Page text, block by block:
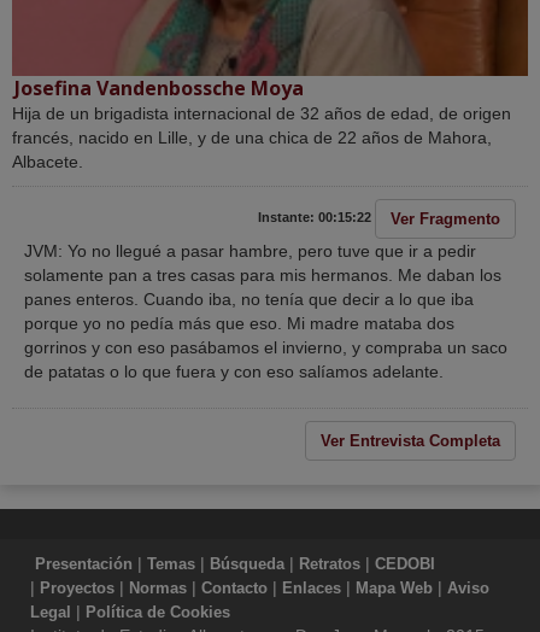
Josefina Vandenbossche Moya
Hija de un brigadista internacional de 32 años de edad, de origen
francés, nacido en Lille, y de una chica de 22 años de Mahora,
Albacete.
Instante: 00:15:22 Ver Fragmento
JVM: Yo no llegué a pasar hambre, pero tuve que ir a pedir
solamente pan a tres casas para mis hermanos. Me daban los
panes enteros. Cuando iba, no tenía que decir a lo que iba
porque yo no pedía más que eso. Mi madre mataba dos
gorrinos y con eso pasábamos el invierno, y compraba un saco
de patatas o lo que fuera y con eso salíamos adelante.
Ver Entrevista Completa
Presentación | Temas | Búsqueda | Retratos | CEDOBI
| Proyectos | Normas | Contacto | Enlaces | Mapa Web | Aviso
Legal | Política de Cookies